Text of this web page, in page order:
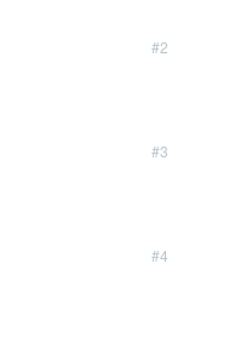
#2
#3
#4